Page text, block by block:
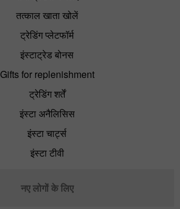
तत्काल खाता खोलें
ट्रेडिंग प्लेटफॉर्म
इंस्टाट्रेड बोनस
Gifts for replenishment
ट्रेडिंग शर्तें
इंस्टा अनैलिसिस
इंस्टा चार्ट्स
इंस्टा टीवी
नए लोगों के लिए